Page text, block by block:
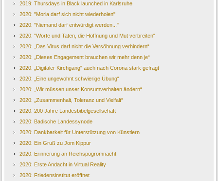
2019: Thursdays in Black launched in Karlsruhe
2020: "Moria darf sich nicht wiederholen"
2020: "Niemand darf entwürdigt werden..."
2020: "Worte und Taten, die Hoffnung und Mut verbreiten“
2020: „Das Virus darf nicht die Versöhnung verhindern“
2020: „Dieses Engagement brauchen wir mehr denn je“
2020: „Digitaler Kirchgang“ auch nach Corona stark gefragt
2020: „Eine ungewohnt schwierige Übung“
2020: „Wir müssen unser Konsumverhalten ändern“
2020: „Zusammenhalt, Toleranz und Vielfalt“
2020: 200 Jahre Landesbibelgesellschaft
2020: Badische Landessynode
2020: Dankbarkeit für Unterstützung von Künstlern
2020: Ein Gruß zu Jom Kippur
2020: Erinnerung an Reichspogromnacht
2020: Erste Andacht in Virtual Reality
2020: Friedensinstitut eröffnet